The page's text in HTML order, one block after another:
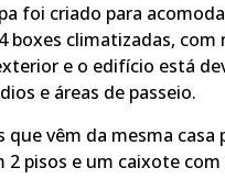
foi criado para
boxes climatizadas,
e o edifício está
e áreas de passeio.
que vêm da mesma
2 pisos e um caixote com